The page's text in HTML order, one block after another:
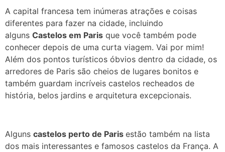
A capital francesa tem inúmeras atrações e coisas
diferentes para fazer na cidade, incluindo
alguns Castelos em Paris que você também pode
conhecer depois de uma curta viagem. Vai por mim!
Além dos pontos turísticos óbvios dentro da cidade, os
arredores de Paris são cheios de lugares bonitos e
também guardam incríveis castelos recheados de
história, belos jardins e arquitetura excepcionais.
Alguns castelos perto de Paris estão também na lista
dos mais interessantes e famosos castelos da França. A